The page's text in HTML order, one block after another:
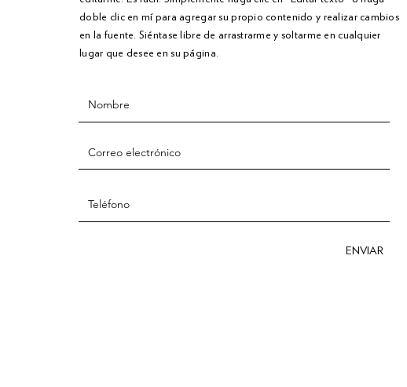
doble clic en mí para agregar su propio contenido y realizar cambios
en la fuente. Siéntase libre de arrastrarme y soltarme en cualquier
lugar que desee en su página.
ENVIAR